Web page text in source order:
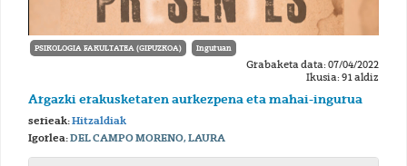
PSIKOLOGIA FAKULTATEA (GIPUZKOA) Inguruan
Grabaketa data: 07/04/2022
Ikusia: 91 aldiz
Argazki erakusketaren aurkezpena eta mahai-ingurua
serieak:Hitzaldiak
Igorlea:DEL CAMPO MORENO, LAURA